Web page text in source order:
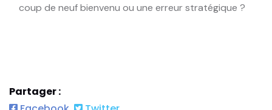
coup de neuf bienvenu ou une erreur stratégique ?
Partager :